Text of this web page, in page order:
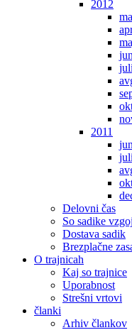
2012
2011
Delovni čas
So sadike
Dostava sadik
Brezplačne
O trajnicah
Kaj so trajnice
Uporabnost
Strešni vrtovi
članki
Arhiv člankov